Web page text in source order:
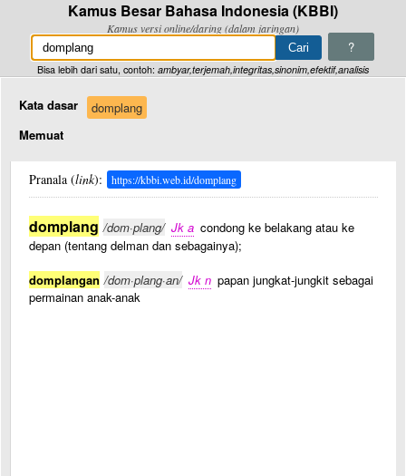
Kamus Besar Bahasa Indonesia (KBBI)
Kamus versi online/daring (dalam jaringan)
?
Bisa lebih dari satu, contoh: ambyar,terjemah,integritas,sinonim,efektif,analisis
Kata dasar
domplang
Memuat
Pranala (link): https://kbbi.web.id/domplang
domplang /dom·plang/ Jk a condong ke belakang atau ke
depan (tentang delman dan sebagainya);
domplangan /dom·plang·an/ Jk n papan jungkat-jungkit sebagai
permainan anak-anak